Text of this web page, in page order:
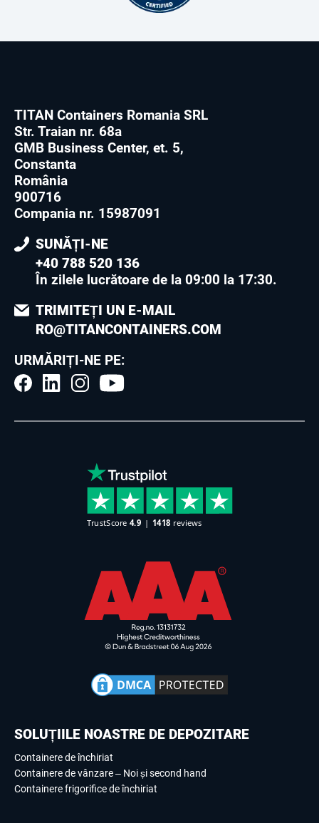
TITAN Containers Romania SRL
Str. Traian nr. 68a
GMB Business Center, et. 5,
Constanta
România
900716
Compania nr. 15987091
SUNĂȚI-NE
+40 788 520 136
În zilele lucrătoare de la 09:00 la 17:30.
TRIMITEȚI UN E-MAIL
RO@TITANCONTAINERS.COM
URMĂRIȚI-NE PE:
SOLUȚIILE NOASTRE DE DEPOZITARE
Containere de închiriat
Containere de vânzare – Noi și second hand
Containere frigorifice de închiriat